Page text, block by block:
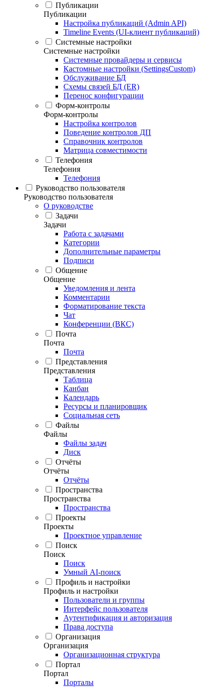
Публикации
Публикации
Настройка публикаций (Admin API)
Timeline Events (UI-клиент публикаций)
Системные настройки
Системные настройки
Системные провайдеры и сервисы
Кастомные настройки (SettingsCustom)
Обслуживание БД
Схемы связей БД (ER)
Перенос конфигурации
Форм-контролы
Форм-контролы
Настройка контролов
Поведение контролов ДП
Справочник контролов
Матрица совместимости
Телефония
Телефония
Телефония
Руководство пользователя
Руководство пользователя
О руководстве
Задачи
Задачи
Работа с задачами
Категории
Дополнительные параметры
Подписи
Общение
Общение
Уведомления и лента
Комментарии
Форматирование текста
Чат
Конференции (ВКС)
Почта
Почта
Почта
Представления
Представления
Таблица
Канбан
Календарь
Ресурсы и планировщик
Социальная сеть
Файлы
Файлы
Файлы задач
Диск
Отчёты
Отчёты
Отчёты
Пространства
Пространства
Пространства
Проекты
Проекты
Проектное управление
Поиск
Поиск
Поиск
Умный AI-поиск
Профиль и настройки
Профиль и настройки
Пользователи и группы
Интерфейс пользователя
Аутентификация и авторизация
Права доступа
Организация
Организация
Организационная структура
Портал
Портал
Порталы